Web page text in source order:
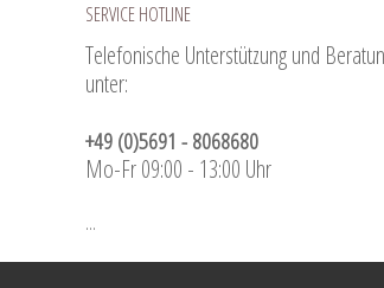
SERVICE HOTLINE
Telefonische Unterstützung und
unter:
+49 (0)5691 - 8068680
Mo-Fr 09:00 - 13:00 Uhr
...